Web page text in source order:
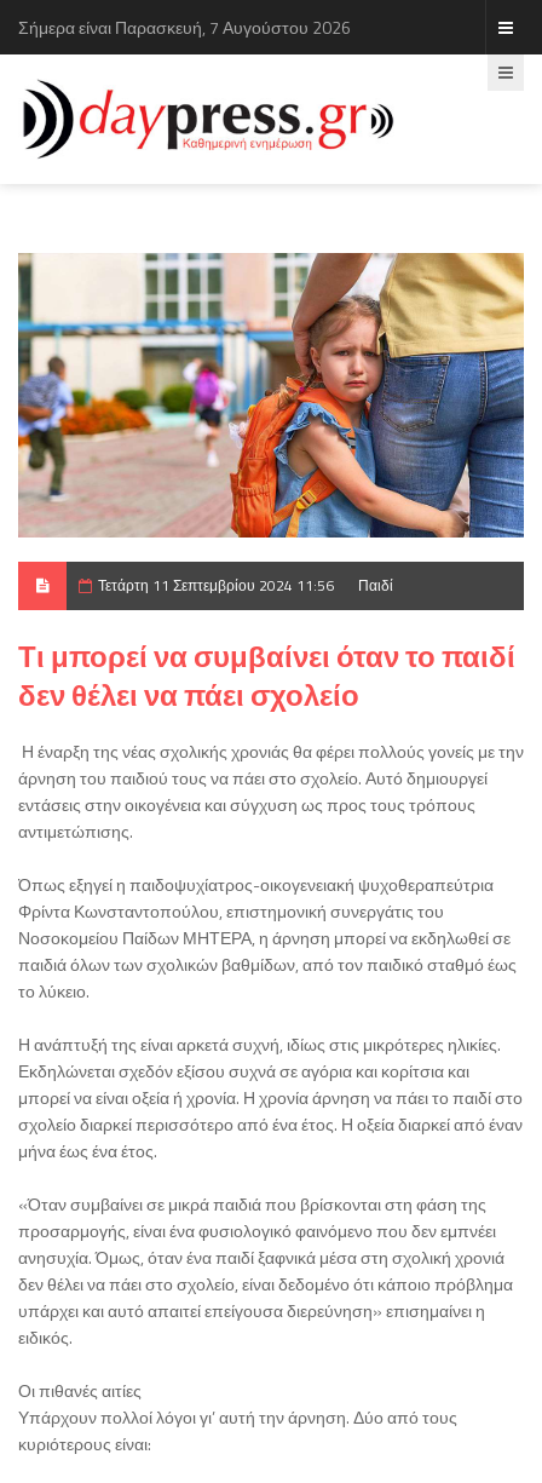
Σήμερα είναι Παρασκευή, 7 Αυγούστου 2026
Τετάρτη 11 Σεπτεμβρίου 2024 11:56 Παιδί
Τι μπορεί να συμβαίνει όταν το παιδί
δεν θέλει να πάει σχολείο
Η έναρξη της νέας σχολικής χρονιάς θα φέρει πολλούς γονείς με την
άρνηση του παιδιού τους να πάει στο σχολείο. Αυτό δημιουργεί
εντάσεις στην οικογένεια και σύγχυση ως προς τους τρόπους
αντιμετώπισης.
Όπως εξηγεί η παιδοψυχίατρος-οικογενειακή ψυχοθεραπεύτρια
Φρίντα Κωνσταντοπούλου, επιστημονική συνεργάτις του
Νοσοκομείου Παίδων ΜΗΤΕΡΑ, η άρνηση μπορεί να εκδηλωθεί σε
παιδιά όλων των σχολικών βαθμίδων, από τον παιδικό σταθμό έως
το λύκειο.
Η ανάπτυξή της είναι αρκετά συχνή, ιδίως στις μικρότερες ηλικίες.
Εκδηλώνεται σχεδόν εξίσου συχνά σε αγόρια και κορίτσια και
μπορεί να είναι οξεία ή χρονία. Η χρονία άρνηση να πάει το παιδί στο
σχολείο διαρκεί περισσότερο από ένα έτος. Η οξεία διαρκεί από έναν
μήνα έως ένα έτος.
«Όταν συμβαίνει σε μικρά παιδιά που βρίσκονται στη φάση της
προσαρμογής, είναι ένα φυσιολογικό φαινόμενο που δεν εμπνέει
ανησυχία. Όμως, όταν ένα παιδί ξαφνικά μέσα στη σχολική χρονιά
δεν θέλει να πάει στο σχολείο, είναι δεδομένο ότι κάποιο πρόβλημα
υπάρχει και αυτό απαιτεί επείγουσα διερεύνηση» επισημαίνει η
ειδικός.
Οι πιθανές αιτίες
Υπάρχουν πολλοί λόγοι γι’ αυτή την άρνηση. Δύο από τους
κυριότερους είναι: